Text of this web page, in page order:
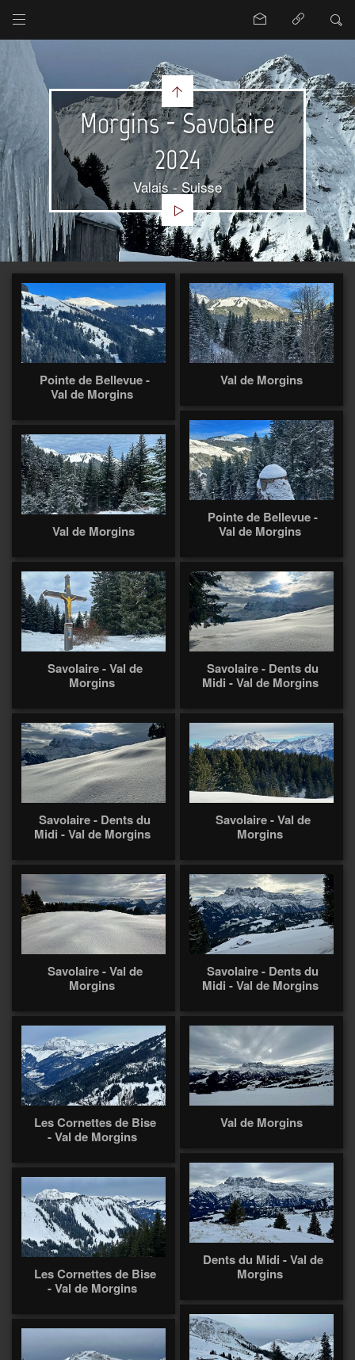
Morgins - Savolaire
2024
Valais - Suisse
Pointe de Bellevue -
Val de Morgins
Val de Morgins
Pointe de Bellevue -
Val de Morgins
Val de Morgins
Savolaire - Val de
Morgins
Savolaire - Dents du
Midi - Val de Morgins
Savolaire - Dents du
Midi - Val de Morgins
Savolaire - Val de
Morgins
Savolaire - Val de
Morgins
Savolaire - Dents du
Midi - Val de Morgins
Les Cornettes de Bise
- Val de Morgins
Val de Morgins
Dents du Midi - Val de
Morgins
Les Cornettes de Bise
- Val de Morgins